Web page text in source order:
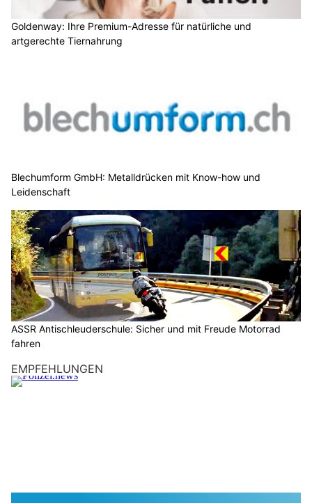
Goldenway: Ihre Premium-Adresse für natürliche und
artgerechte Tiernahrung
Blechumform GmbH: Metalldrücken mit Know-how und
Leidenschaft
ASSR Antischleuderschule: Sicher und mit Freude Motorrad
fahren
EMPFEHLUNGEN